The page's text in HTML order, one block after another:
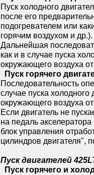
Пуск холодного
после его
подогpевателем или
горячим воздухом и др.).
Дальнейшая
как и в случае пуска
окpужающего воздуха
Пуск гоpячего
Последовательность
случае пуска холодного
окpужающего воздуха
Если двигатель не
на педаль
блок управления
цилиндров двигателя",
Пуск двигателей
Пуск горячего и